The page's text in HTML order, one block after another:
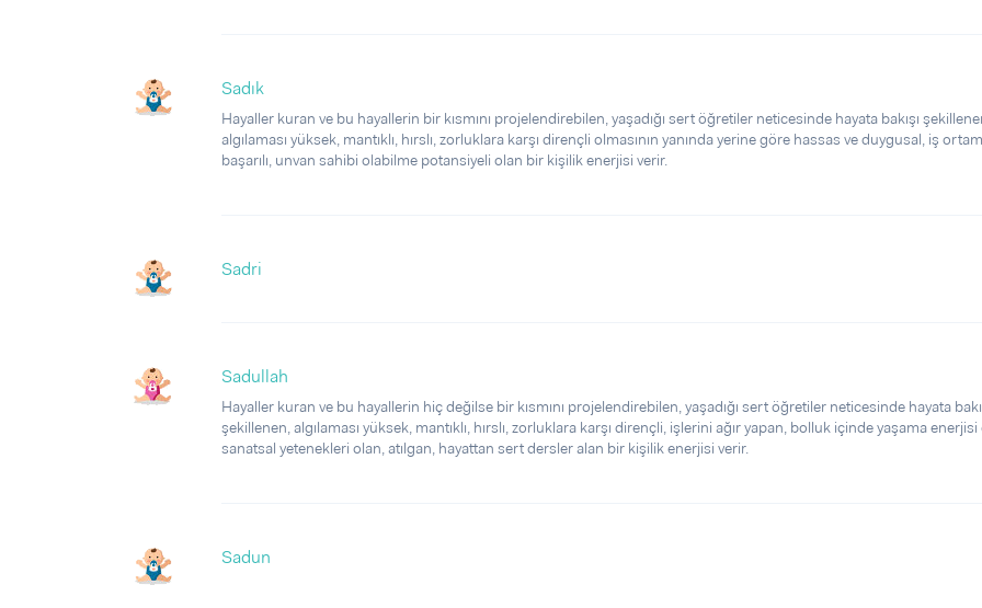
Sadık
Hayaller kuran ve bu hayallerin bir kısmını projelendirebilen, yaşadığı sert öğretiler neticesinde hayata bakışı
algılaması yüksek, mantıklı, hırslı, zorluklara karşı dirençli olmasının yanında yerine göre hassas ve duygusal, iş
başarılı, unvan sahibi olabilme potansiyeli olan bir kişilik enerjisi verir.
Sadri
Sadullah
Hayaller kuran ve bu hayallerin hiç değilse bir kısmını projelendirebilen, yaşadığı sert öğretiler neticesinde hayata
şekillenen, algılaması yüksek, mantıklı, hırslı, zorluklara karşı dirençli, işlerini ağır yapan, bolluk içinde yaşama
sanatsal yetenekleri olan, atılgan, hayattan sert dersler alan bir kişilik enerjisi verir.
Sadun